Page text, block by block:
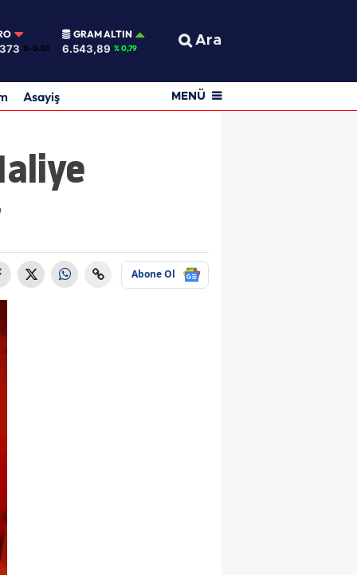
%-0.01
GRAM ALTIN
6.543,89 % 0,79 Ara
Asayiş MENÜ
Abone Ol